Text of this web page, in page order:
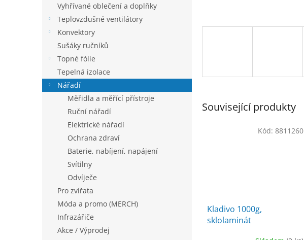
Vyhřívané oblečení a doplňky
Teplovzdušné ventilátory
Konvektory
Sušáky ručníků
Topné fólie
Tepelná izolace
Nářadí
Měřidla a měřící přístroje
Ruční nářadí
Elektrické nářadí
Ochrana zdraví
Baterie, nabíjení, napájení
Svítilny
Odvíječe
Pro zvířata
Móda a promo (MERCH)
Infrazářiče
Akce / Výprodej
Související produkty
Kladivo 1000g,
sklolaminát
Kód: 8811260